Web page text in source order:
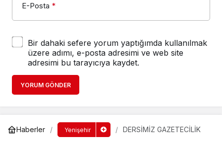
E-Posta *
Bir dahaki sefere yorum yaptığımda kullanılmak
üzere adımı, e-posta adresimi ve web site
adresimi bu tarayıcıya kaydet.
YORUM GÖNDER
Haberler Yenişehir DERSİMİZ GAZETECİLİK